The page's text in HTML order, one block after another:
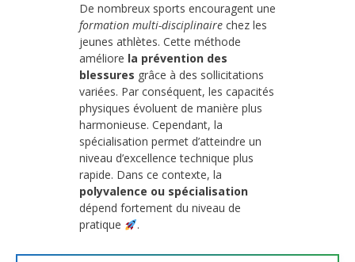
De nombreux sports encouragent une
formation multi-disciplinaire chez les
jeunes athlètes. Cette méthode
améliore la prévention des
blessures grâce à des sollicitations
variées. Par conséquent, les capacités
physiques évoluent de manière plus
harmonieuse. Cependant, la
spécialisation permet d’atteindre un
niveau d’excellence technique plus
rapide. Dans ce contexte, la
polyvalence ou spécialisation
dépend fortement du niveau de
pratique
.